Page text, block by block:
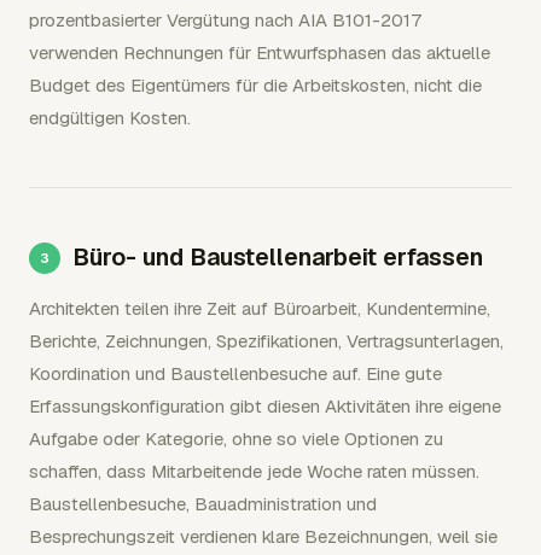
prozentbasierter Vergütung nach AIA B101-2017
verwenden Rechnungen für Entwurfsphasen das aktuelle
Budget des Eigentümers für die Arbeitskosten, nicht die
endgültigen Kosten.
Büro- und Baustellenarbeit erfassen
Architekten teilen ihre Zeit auf Büroarbeit, Kundentermine,
Berichte, Zeichnungen, Spezifikationen, Vertragsunterlagen,
Koordination und Baustellenbesuche auf. Eine gute
Erfassungskonfiguration gibt diesen Aktivitäten ihre eigene
Aufgabe oder Kategorie, ohne so viele Optionen zu
schaffen, dass Mitarbeitende jede Woche raten müssen.
Baustellenbesuche, Bauadministration und
Besprechungszeit verdienen klare Bezeichnungen, weil sie